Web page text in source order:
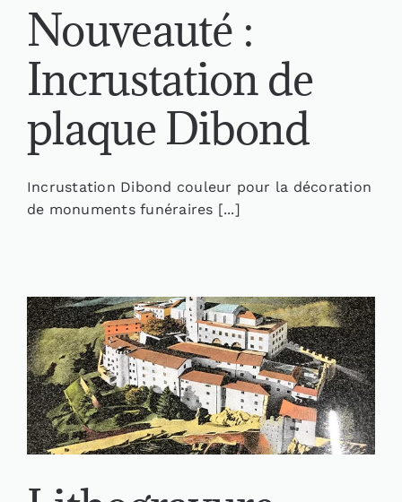
Nouveauté :
Incrustation de
plaque Dibond
Incrustation Dibond couleur pour la décoration
de monuments funéraires [...]